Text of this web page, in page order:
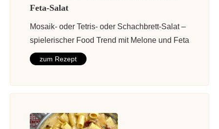
Feta-Salat
Mosaik- oder Tetris- oder Schachbrett-Salat –
spielerischer Food Trend mit Melone und Feta
zum Rezept